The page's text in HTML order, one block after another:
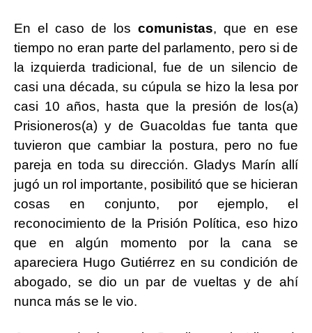
En el caso de los comunistas, que en ese
tiempo no eran parte del parlamento, pero si de
la izquierda tradicional, fue de un silencio de
casi una década, su cúpula se hizo la lesa por
casi 10 años, hasta que la presión de los(a)
Prisioneros(a) y de Guacoldas fue tanta que
tuvieron que cambiar la postura, pero no fue
pareja en toda su dirección. Gladys Marín allí
jugó un rol importante, posibilitó que se hicieran
cosas en conjunto, por ejemplo, el
reconocimiento de la Prisión Política, eso hizo
que en algún momento por la cana se
apareciera Hugo Gutiérrez en su condición de
abogado, se dio un par de vueltas y de ahí
nunca más se le vio.